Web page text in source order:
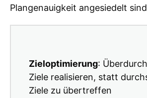
Plangenauigkeit angesiedelt
Zieloptimierung:
Ziele realisieren, statt
Ziele zu übertreffen